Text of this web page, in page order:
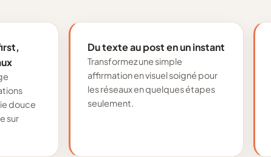
douce
sur
Du texte au post en un instant
Transformez une simple
affirmation en visuel soigné pour
les réseaux en quelques étapes
seulement.